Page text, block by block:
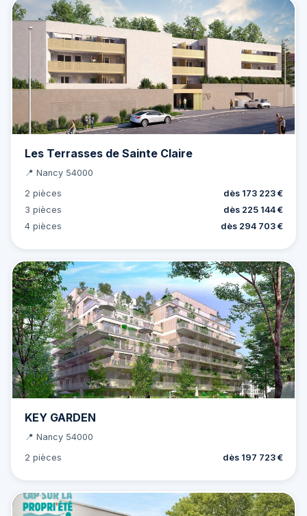
Les Terrasses de Sainte Claire
📍 Nancy 54000
2 pièces
dès 173 223 €
3 pièces
dès 225 144 €
4 pièces
dès 294 703 €
KEY GARDEN
📍 Nancy 54000
2 pièces
dès 197 723 €